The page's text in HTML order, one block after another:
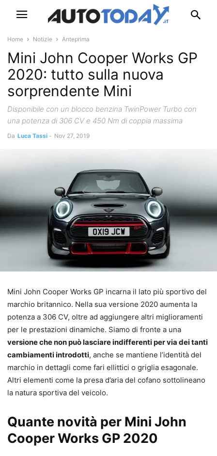
Home Notizie Anteprima
Mini John Cooper Works GP
2020: tutto sulla nuova
sorprendente Mini
Disponibile con un blocco benzina TwinPower Turbo con
una potenza di 306 CV e 450 Nm di coppia massima
Da Luca Tassi - Nov 27, 2019
Mini John Cooper Works GP incarna il lato più sportivo del
marchio britannico. Nella sua versione 2020 aumenta la
potenza a 306 CV, oltre ad aggiungere altri miglioramenti
per le prestazioni dinamiche. Siamo di fronte a una
versione che non può lasciare indifferenti per via dei tanti
cambiamenti introdotti, anche se mantiene l’identità del
marchio in dettagli come fari ellittici o griglia esagonale.
Altri elementi come la presa d’aria del cofano sottolineano
la natura sportiva del veicolo.
Quante novità per Mini John
Cooper Works GP 2020